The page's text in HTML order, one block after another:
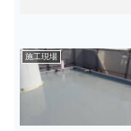
施工現場